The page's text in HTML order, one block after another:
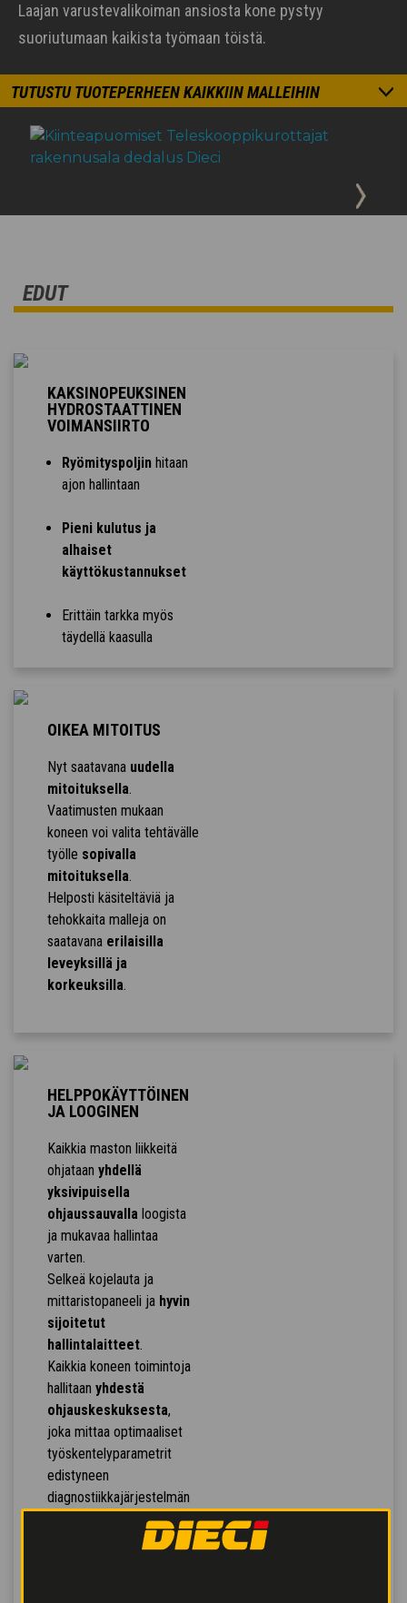
Laajan varustevalikoiman ansiosta kone pystyy
suoriutumaan kaikista työmaan töistä.
TUTUSTU TUOTEPERHEEN KAIKKIIN MALLEIHIN
EDUT
KAKSINOPEUKSINEN
HYDROSTAATTINEN
VOIMANSIIRTO
Ryömityspoljinhitaan
ajon hallintaan
Pieni kulutus ja
alhaiset
käyttökustannukset
Erittäin tarkka myös
täydellä kaasulla
OIKEA MITOITUS
Nyt saatavana uudella
mitoituksella.
Vaatimusten mukaan
koneen voi valita tehtävälle
työlle sopivalla
mitoituksella.
Helposti käsiteltäviä ja
tehokkaita malleja on
saatavana erilaisilla
leveyksillä ja
korkeuksilla.
HELPPOKÄYTTÖINEN
JA LOOGINEN
Kaikkia maston liikkeitä
ohjataan yhdellä
yksivipuisella
ohjaussauvalla loogista
ja mukavaa hallintaa
varten.
Selkeä kojelauta ja
mittaristopaneeli ja hyvin
sijoitetut
hallintalaitteet.
Kaikkia koneen toimintoja
hallitaan yhdestä
ohjauskeskuksesta,
joka mittaa optimaaliset
työskentelyparametrit
edistyneen
diagnostiikkajärjestelmän